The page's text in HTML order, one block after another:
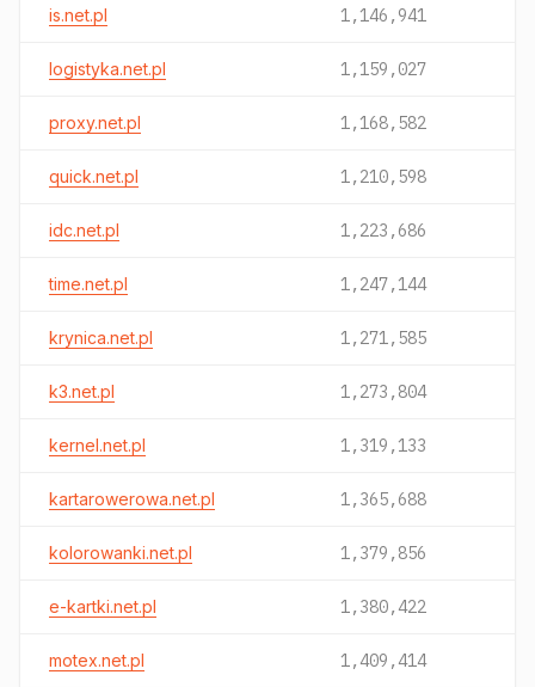
is.net.pl 1,146,941
logistyka.net.pl 1,159,027
proxy.net.pl 1,168,582
quick.net.pl 1,210,598
idc.net.pl 1,223,686
time.net.pl 1,247,144
krynica.net.pl 1,271,585
k3.net.pl 1,273,804
kernel.net.pl 1,319,133
kartarowerowa.net.pl 1,365,688
kolorowanki.net.pl 1,379,856
e-kartki.net.pl 1,380,422
motex.net.pl 1,409,414